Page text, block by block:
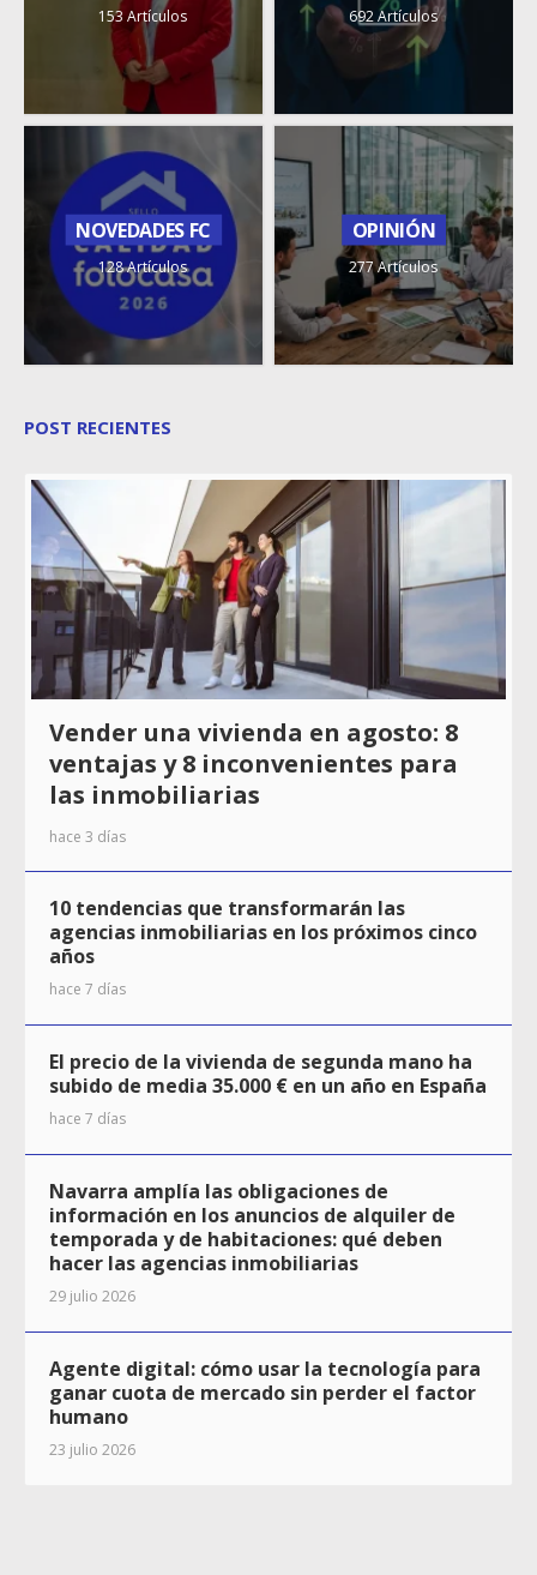
153 Artículos 692 Artículos
NOVEDADES FC
128 Artículos
OPINIÓN
277 Artículos
POST RECIENTES
Vender una vivienda en agosto: 8
ventajas y 8 inconvenientes para
las inmobiliarias
hace 3 días
10 tendencias que transformarán las
agencias inmobiliarias en los próximos cinco
años
hace 7 días
El precio de la vivienda de segunda mano ha
subido de media 35.000 € en un año en España
hace 7 días
Navarra amplía las obligaciones de
información en los anuncios de alquiler de
temporada y de habitaciones: qué deben
hacer las agencias inmobiliarias
29 julio 2026
Agente digital: cómo usar la tecnología para
ganar cuota de mercado sin perder el factor
humano
23 julio 2026